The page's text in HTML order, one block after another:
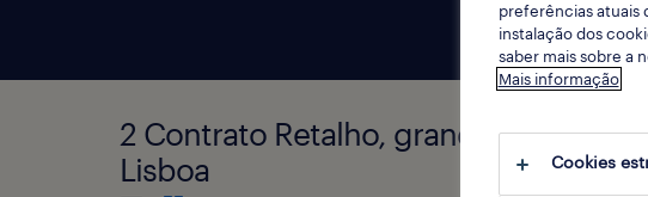
2 Contrato Retalho, grande consumo
Lisboa
preferências atuais
instalação dos
saber mais sobre a
Mais informação
Cookies